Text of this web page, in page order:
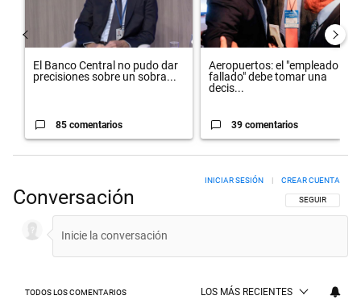
El Banco Central no pudo dar
precisiones sobre un sobra...
85 comentarios
Aeropuertos: el "empleado
fallado" debe tomar una
decis...
39 comentarios
Conversación SIGA ESTA
SEGUIR
INICIAR SESIÓN | CREAR CUENTA
TODOS LOS COMENTARIOS LOS MÁS RECIENTES